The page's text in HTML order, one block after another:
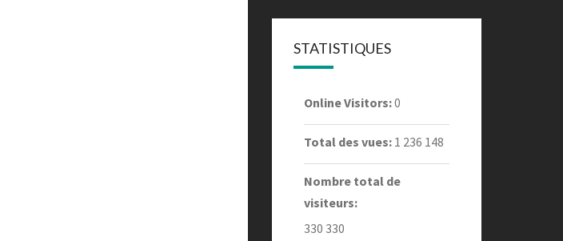
STATISTIQUES
Online Visitors:0
Total des vues: 1 236 148
Nombre total de
visiteurs:
330 330